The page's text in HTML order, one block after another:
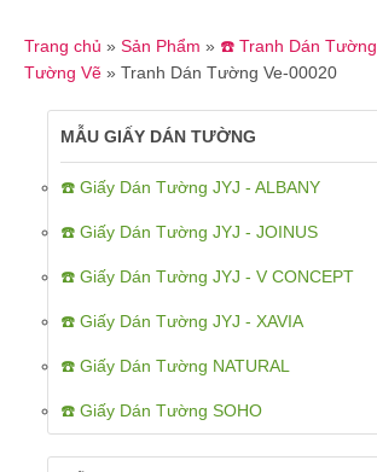
Trang chủ » Sản Phẩm » ☎️ Tranh Dán Tường
Tường Vẽ » Tranh Dán Tường Ve-00020
MẪU GIẤY DÁN TƯỜNG
☎️ Giấy Dán Tường JYJ - ALBANY
☎️ Giấy Dán Tường JYJ - JOINUS
☎️ Giấy Dán Tường JYJ - V CONCEPT
☎️ Giấy Dán Tường JYJ - XAVIA
☎️ Giấy Dán Tường NATURAL
☎️ Giấy Dán Tường SOHO